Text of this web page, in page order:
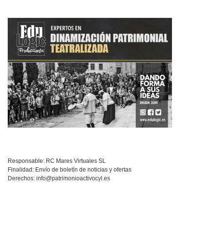
Responsable: RC Mares Virtuales SL
Finalidad: Envío de boletín de noticias y ofertas
Derechos: info@patrimonioactivocyl.es